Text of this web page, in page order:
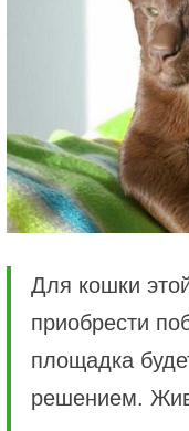
Для кошки
приобрести
площадка
решением.